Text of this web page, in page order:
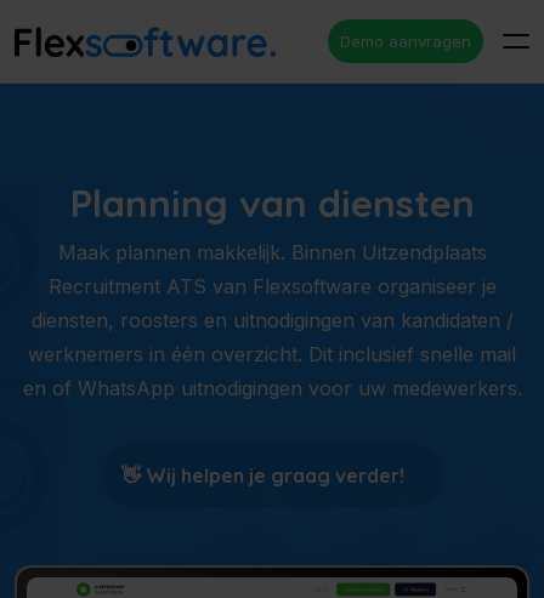
Demo aanvragen
Planning van diensten
Maak plannen makkelijk. Binnen Uitzendplaats
Recruitment ATS van Flexsoftware organiseer je
diensten, roosters en uitnodigingen van kandidaten /
werknemers in één overzicht. Dit inclusief snelle mail
en of WhatsApp uitnodigingen voor uw medewerkers.
👋 Wij helpen je graag verder!